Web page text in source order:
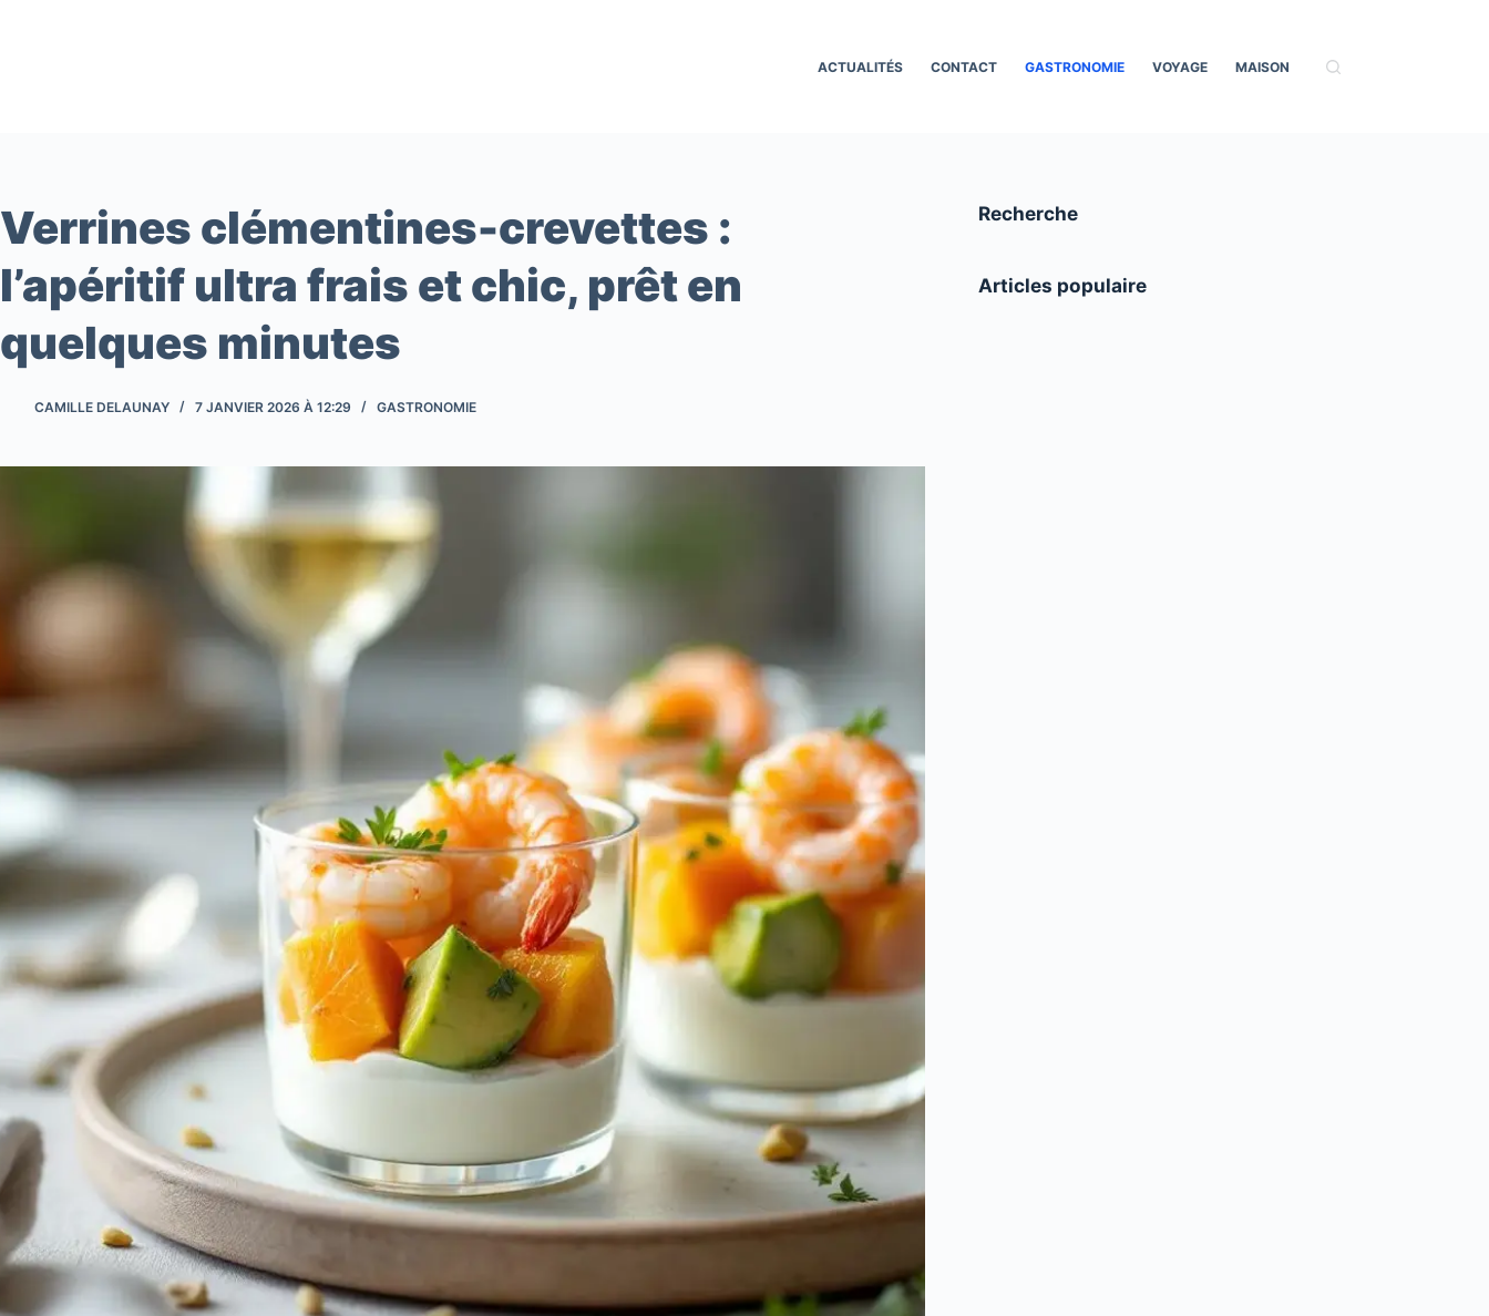
ACTUALITÉS CONTACT GASTRONOMIE VOYAGE MAISON
Verrines clémentines-crevettes :
l’apéritif ultra frais et chic, prêt en
quelques minutes
CAMILLE DELAUNAY 7 JANVIER 2026 À 12:29 GASTRONOMIE
Recherche
Articles populaire